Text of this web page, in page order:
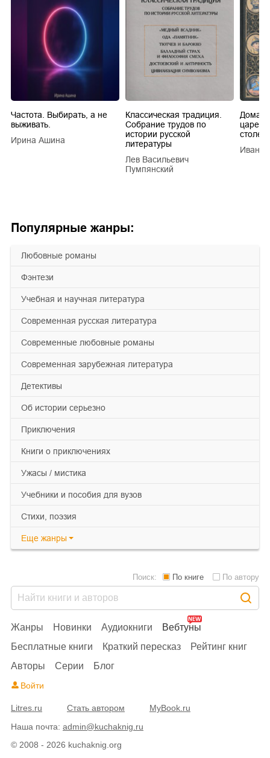
Популярные жанры:
любовные романы
фэнтези
учебная и научная литература
современная русская литература
современные любовные романы
современная зарубежная литература
детективы
об истории серьезно
приключения
книги о приключениях
ужасы / мистика
учебники и пособия для вузов
cтихи, поэзия
Еще жанры
Частота. Выбирать, а не
выживать.
Ирина Ашина
Классическая традиция.
Собрание трудов по
истории русской
литературы
Лев Васильевич
Пумпянский
царей
Иван
© 2008 - 2026 kuchaknig.org
Жанры Новинки Аудиокниги
Вебтуны
Бесплатные книги
Краткий пересказ
Рейтинг книг
Авторы
Серии Блог
Поиск: По книге По автору
Войти
Litres.ru Стать автором
MyBook.ru
Наша почта: admin@kuchaknig.ru